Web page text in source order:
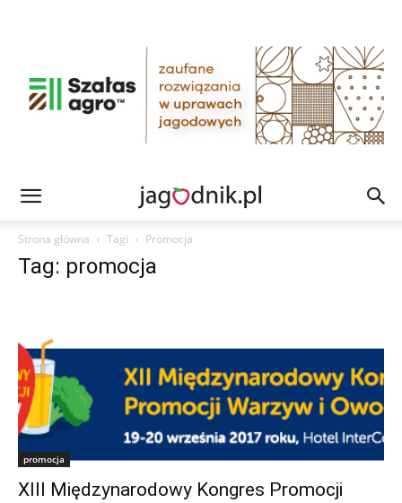
Strona główna Tagi Promocja
Tag: promocja
promocja
XIII Międzynarodowy Kongres Promocji